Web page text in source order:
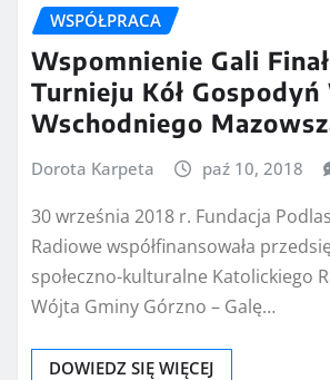
WSPÓŁPRACA
Wspomnienie Gali
Turnieju Kół
Wschodniego
Dorota Karpeta paź 10, 2018
30 września 2018 r. Fundacja
Radiowe współfinansowała
społeczno-kulturalne Katolickiego
Wójta Gminy Górzno – Galę…
DOWIEDZ SIĘ WIĘCEJ